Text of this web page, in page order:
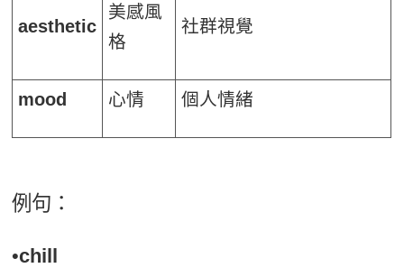
aesthetic
美感風
格
社群視覺
mood 心情 個人情緒
例句：
•chill